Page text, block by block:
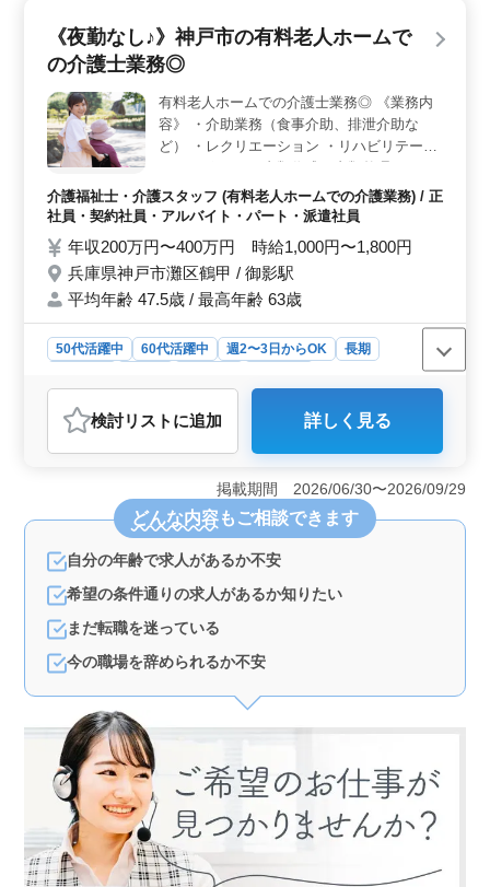
容＞ 泌尿器科クリニックにおける看護業務は、外来診
療から注射、点滴、採血、バイタルサインの測定、医療
経験を積んだ看護師として、充実した業務を行えま
す。 ＜やりがい＞ 60代の方も活躍中であり、即日
勤務可能です。経験や資格を活かしながら、安定した収
入を得られる点が魅力です。さらに、地域に根ざした一
般クリニックであり、地域の健康づくりに貢献できるや
りがいも感じられます。
《夜勤なし♪》神戸市の有料老人ホームで
の介護士業務◎
有料老人ホームでの介護士業務◎ 《業務内
容》 ・介助業務（食事介助、排泄介助な
ど） ・レクリエーション ・リハビリテーシ
ョンサポート ・書類作成、書類整理 ・サー
ビス利用者の家族との相談、助言 備考 ＊シ
フト制(週3日以上相談可能) ＊資格手当あり
中 アットホームな施設です。 ご応募お待ち
しております♪
介護福祉士・介護スタッフ (有料老人ホームでの介護業務) / 正
社員・契約社員・アルバイト・パート・派遣社員
年収200万円〜400万円 時給1,000円〜1,800円
兵庫県神戸市灘区鶴甲 / 御影駅
平均年齢 47.5歳 / 最高年齢 63歳
50代活躍中 60代活躍中 週2〜3日からOK
長期
介護福祉士・介護スタッフ
おすすめポイント
＜アットホームな職場＞ 神戸市の有料老人ホームでの
介護業務。職場は60代も活躍中で、アットホームな雰囲
気。シフトは週3日以上相談可能で、資格手当や交通費実
費支給など待遇も充実しています。 ＜多彩な業務内
容＞ 介助業務からレクリエーション、リハビリテーシ
ョンサポート、書類作成やサービス利用者の家族との相
談もおまかせします。幅広い経験を積みながら、充実感
のある業務に従事できます。 ＜働きやすい条件＞
給与は年収240万円〜400万円、時給1,020〜1,700円。夜
間たちと協力しながら、やりがいのある介護に携わりま
検討リスト に追加 詳しく見る
掲載期間 2026/06/30〜2026/09/29
どんな内容もご相談できます
自分の年齢で求人があるか不安
希望の条件通りの求人があるか知りたい
まだ転職を迷っている
今の職場を辞められるか不安